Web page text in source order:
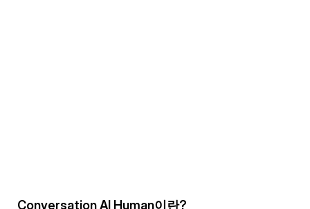
Conversation AI Human이란?